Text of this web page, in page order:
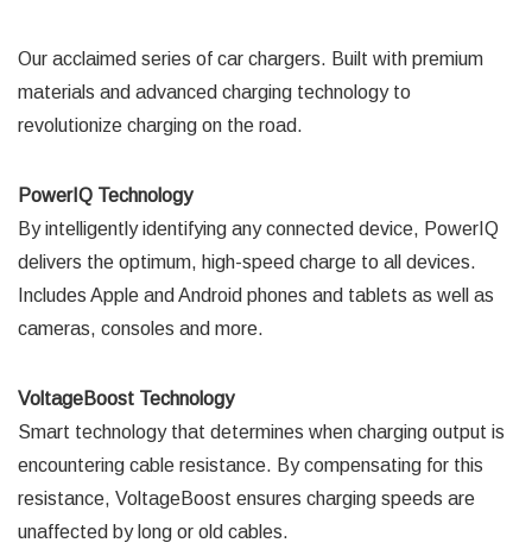
Our acclaimed series of car chargers. Built with premium
materials and advanced charging technology to
revolutionize charging on the road.
PowerIQ Technology
By intelligently identifying any connected device, PowerIQ
delivers the optimum, high-speed charge to all devices.
Includes Apple and Android phones and tablets as well as
cameras, consoles and more.
VoltageBoost Technology
Smart technology that determines when charging output is
encountering cable resistance. By compensating for this
resistance, VoltageBoost ensures charging speeds are
unaffected by long or old cables.